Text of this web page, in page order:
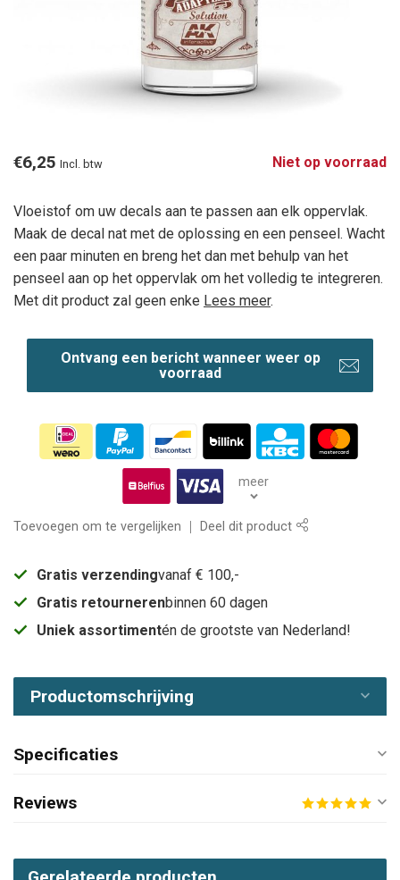
€6,25 Incl. btw Niet op voorraad
Vloeistof om uw decals aan te passen aan elk oppervlak.
Maak de decal nat met de oplossing en een penseel. Wacht
een paar minuten en breng het dan met behulp van het
penseel aan op het oppervlak om het volledig te integreren.
Met dit product zal geen enke Lees meer.
Ontvang een bericht wanneer weer op
voorraad
meer
Toevoegen om te vergelijken Deel dit product
Gratis verzendingvanaf € 100,-
Gratis retournerenbinnen 60 dagen
Uniek assortimentén de grootste van Nederland!
Productomschrijving
Specificaties
Reviews